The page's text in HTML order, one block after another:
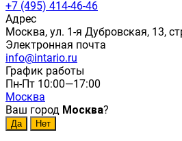
+7 (495) 414-46-46
Адрес
Москва, ул. 1-я Дубровская, 13,
Электронная почта
info@intario.ru
График работы
Пн-Пт 10:00—17:00
Москва
Ваш город Москва?